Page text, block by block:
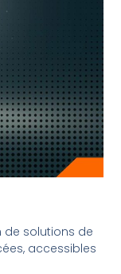
de solutions de
accessibles